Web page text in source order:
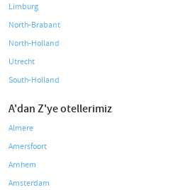
Limburg
North-Brabant
North-Holland
Utrecht
South-Holland
A'dan Z'ye otellerimiz
Almere
Amersfoort
Arnhem
Amsterdam